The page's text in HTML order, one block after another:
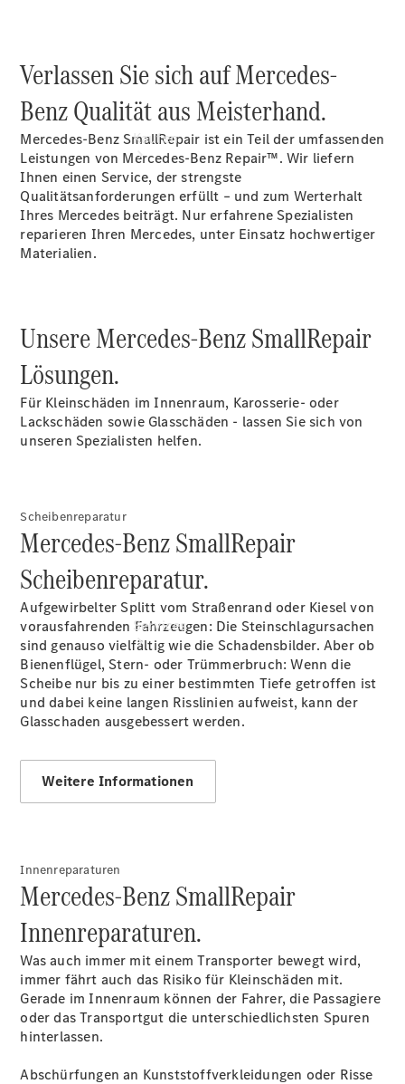
Kaufen
Sterne
Urlaubscheck
- Sorgenfrei
in den Urlaub
Services
Übersicht
Finanzdienste
Reifen &
Reifen- und
Komplettradschutz
EU-
Verlassen Sie sich auf Mercedes-
Benz Qualität aus Meisterhand.
Mercedes-Benz SmallRepair ist ein Teil der umfassenden
Leistungen von Mercedes-Benz Repair™. Wir liefern
Ihnen einen Service, der strengste
Qualitätsanforderungen erfüllt – und zum Werterhalt
Ihres Mercedes beiträgt. Nur erfahrene Spezialisten
reparieren Ihren Mercedes, unter Einsatz hochwertiger
Materialien.
Unsere Mercedes-Benz SmallRepair
Lösungen.
Für Kleinschäden im Innenraum, Karosserie- oder
Lackschäden sowie Glasschäden - lassen Sie sich von
unseren Spezialisten helfen.
Scheibenreparatur
Mercedes-Benz SmallRepair
Scheibenreparatur.
Aufgewirbelter Splitt vom Straßenrand oder Kiesel von
vorausfahrenden Fahrzeugen: Die Steinschlagursachen
sind genauso vielfältig wie die Schadensbilder. Aber ob
Bienenflügel, Stern- oder Trümmerbruch: Wenn die
Scheibe nur bis zu einer bestimmten Tiefe getroffen ist
und dabei keine langen Risslinien aufweist, kann der
Glasschaden ausgebessert werden.
Weitere Informationen
Innenreparaturen
Mercedes-Benz SmallRepair
Innenreparaturen.
Was auch immer mit einem Transporter bewegt wird,
immer fährt auch das Risiko für Kleinschäden mit.
Gerade im Innenraum können der Fahrer, die Passagiere
oder das Transportgut die unterschiedlichsten Spuren
hinterlassen.
Abschürfungen an Kunststoffverkleidungen oder Risse